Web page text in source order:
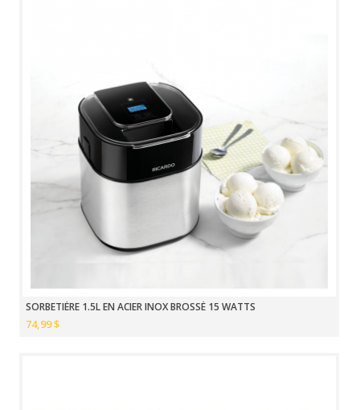
SORBETIÈRE 1.5L EN ACIER INOX BROSSÉ 15 WATTS
74,99 $